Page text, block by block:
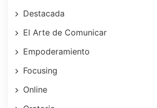
Destacada
El Arte de Comunicar
Empoderamiento
Focusing
Online